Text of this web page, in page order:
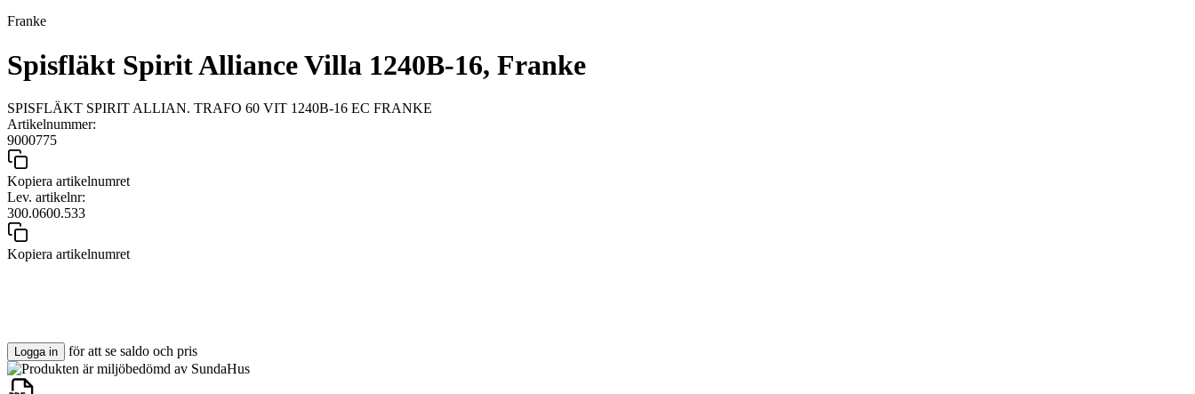
Franke
Spisfläkt Spirit Alliance Villa 1240B-16, Franke
SPISFLÄKT SPIRIT ALLIAN. TRAFO 60 VIT 1240B-16 EC FRANKE
Artikelnummer:
9000775
Kopiera artikelnumret
Lev. artikelnr:
300.0600.533
Kopiera artikelnumret
Logga in för att se saldo och pris